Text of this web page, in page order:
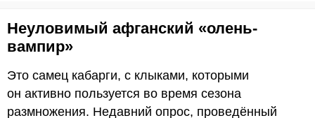
Неуловимый афганский «олень-
вампир»
Это самец кабарги, с клыками, которыми
он активно пользуется во время сезона
размножения. Недавний опрос, проведённый